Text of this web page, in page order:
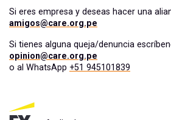
Si eres empresa y deseas hacer una
amigos@care.org.pe
Si tienes alguna queja/denuncia
opinion@care.org.pe
o al WhatsApp +51 945101839